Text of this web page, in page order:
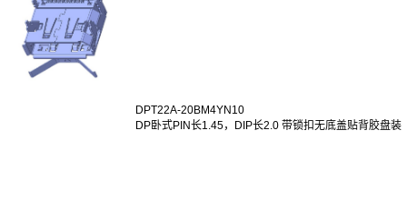
DPT22A-20BM4YN10
DP卧式PIN长1.45，DIP长2.0 带锁扣无底盖贴背胶盘装